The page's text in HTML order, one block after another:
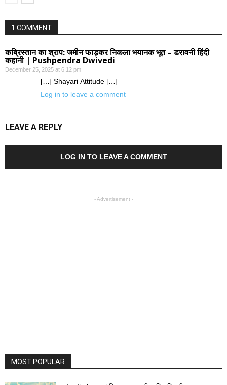
1 COMMENT
कब्रिस्तान का श्राप: जमीन फाड़कर निकला भयानक भूत – डरावनी हिंदी
कहानी | Pushpendra Dwivedi
December 25, 2025 at 6:12 pm
[…] Shayari Attitude […]
Log in to leave a comment
LEAVE A REPLY
LOG IN TO LEAVE A COMMENT
- Advertisement -
MOST POPULAR